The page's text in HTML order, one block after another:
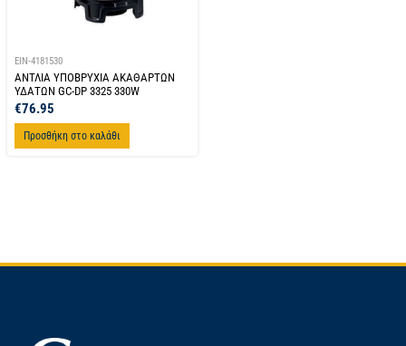
EIN-4181530
ΑΝΤΛΙΑ ΥΠΟΒΡΥΧΙΑ ΑΚΑΘΑΡΤΩΝ
ΥΔΑΤΩΝ GC-DP 3325 330W
€76.95
Προσθήκη στο καλάθι